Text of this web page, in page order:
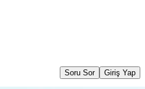
Soru Sor Giriş Yap